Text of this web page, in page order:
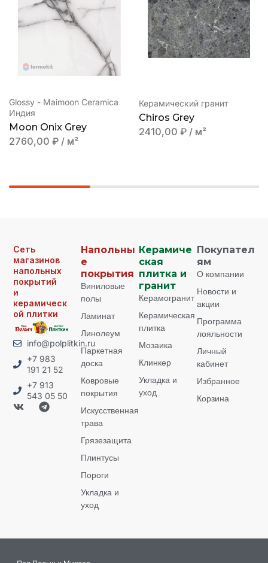
Glossy - Maimoon Ceramica
Индия
Moon Onix Grey
2760,00 ₽ / м²
Керамический гранит
Chiros Grey
2410,00 ₽ / м²
Сеть
магазинов
напольных
покрытий
и
керамическ
ой плитки
info@polplitkin.ru
+7 983
191 21 52
+7 913
543 05 50
Напольны
е
покрытия
Виниловые
полы
Ламинат
Линолеум
Паркетная
доска
Ковровые
покрытия
Искусственная
трава
Грязезащита
Плинтусы
Пороги
Укладка и
уход
Керамиче
ская
плитка и
гранит
Керамогранит
Керамическая
плитка
Мозаика
Клинкер
Укладка и
уход
Покупател
ям
О компании
Новости и
акции
Программа
лояльности
Личный
кабинет
Избранное
Корзина